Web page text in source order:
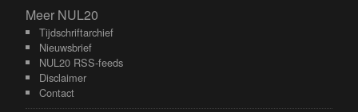
Meer NUL20
Meer NUL20
Tijdschriftarchief
Nieuwsbrief
NUL20 RSS-feeds
Disclaimer
Contact